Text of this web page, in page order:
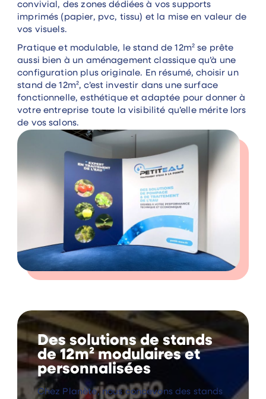
convivial, des zones dédiées à vos supports
imprimés (papier, pvc, tissu) et la mise en valeur de
vos visuels.
Pratique et modulable, le stand de 12m² se prête
aussi bien à un aménagement classique qu’à une
configuration plus originale. En résumé, choisir un
stand de 12m², c’est investir dans une surface
fonctionnelle, esthétique et adaptée pour donner à
votre entreprise toute la visibilité qu’elle mérite lors
de vos salons.
Des solutions de stands
de 12m² modulaires et
personnalisées
Chez Planète, nous concevons des stands